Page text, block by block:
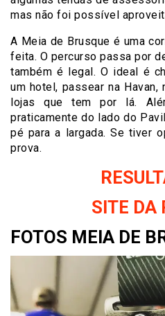
mas não foi possível
A Meia de Brusque é uma
feita. O percurso passa por
também é legal. O ideal é
um hotel, passear na
lojas que tem por lá.
praticamente do lado do
pé para a largada. Se tiver
prova.
SITE DA
FOTOS MEIA DE